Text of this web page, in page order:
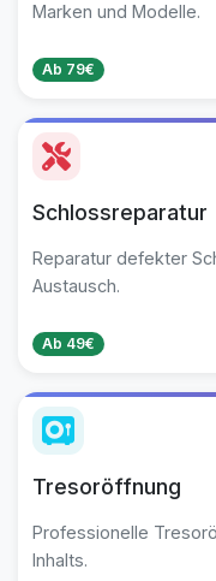
Marken und Modelle.
Ab 79€
Schlossreparatur
Reparatur defekter
Austausch.
Ab 49€
Tresoröffnung
Professionelle
Inhalts.